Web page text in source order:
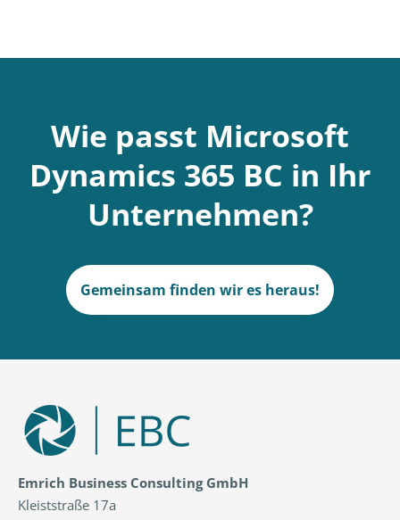
Wie passt Microsoft
Dynamics 365 BC in Ihr
Unternehmen?
Gemeinsam finden wir es heraus!
Emrich Business Consulting GmbH
Kleiststraße 17a